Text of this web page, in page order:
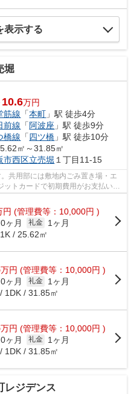
表示する
堀
10.6万円
筋線 「本町 」駅 徒歩4分
前線 「 阿波座 」駅 徒歩9分
橋線 「四ツ橋 」駅 徒歩10分
㎡～31.85㎡
市西区立売堀 １丁目11-15
共用部には敷地内ごみ置き場・エ
ットカードで初期費用がお支払いい
円 (管理費等：10,000円 )
0ヶ月 礼金
1ヶ月
/ 25.62㎡
万円 (管理費等：10,000円 )
0ヶ月 礼金
1ヶ月
1DK / 31.85㎡
万円 (管理費等：10,000円 )
0ヶ月 礼金
1ヶ月
1DK / 31.85㎡
レジデンス